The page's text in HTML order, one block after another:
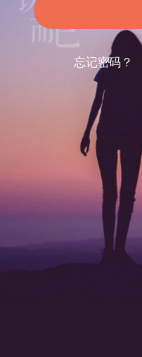
忘记密码？